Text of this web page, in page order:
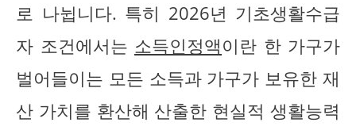
로 나뉩니다. 특히 2026년 기초생활수급
자 조건에서는 소득인정액이란 한 가구가
벌어들이는 모든 소득과 가구가 보유한 재
산 가치를 환산해 산출한 현실적 생활능력